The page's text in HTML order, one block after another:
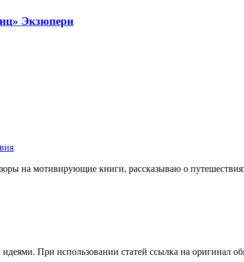
Экзюпери
на мотивирующие книги, рассказываю о
При использовании статей ссылка на оригинал